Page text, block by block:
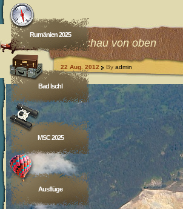
Rumänien 2025
Bad Ischl
MSC 2025
Ausflüge
Rückschau von oben
22 Aug. 2012 By admin